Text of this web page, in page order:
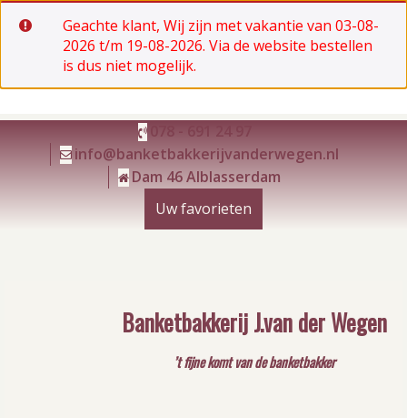
Geachte klant, Wij zijn met vakantie van 03-08-
2026 t/m 19-08-2026. Via de website bestellen
is dus niet mogelijk.
Ga
078 - 691 24 97
info@banketbakkerijvanderwegen.nl
Dam 46 Alblasserdam
Uw favorieten
Banketbakkerij J.van der Wegen
’t fijne komt van de banketbakker